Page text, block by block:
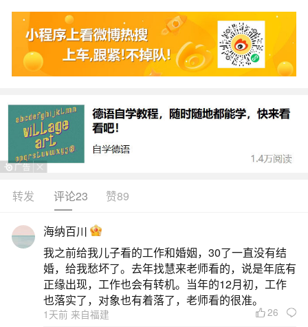
生活中像生辰八字养是什么意思？都是很常见
的问题，但是小问题不注意可能会引起大麻烦，下
面就这个问题给大家做一些解读：
一、八字中养是什么
《养》甲日见戌。乙日见未。丙日见丑。丁日
见戌。戊日见丑。己日见戌。庚日见辰。辛日见
丑。壬日见未。癸日见辰。在年柱★一般而言，父
必定发生桃花情事之忧。在日柱★六亲缘浅，夫妻
难谐，多情致憾！在时柱★家运圆满，事职安定。
甲戌日。乙未日。庚辰日。辛丑日。★一生运
二、墓胎在八字里什么意思,衰病死墓绝胎养长
转发 评论23 赞89
海纳百川
我之前给我儿子看的工作和婚姻，30了一直没有结
婚，给我愁坏了。去年找慧来老师看的，说是年底有
正缘出现，工作也会有转机。当年的12月初，工作
也落实了，对象也有着落了，老师看的很准。
1天前 来自福建 26